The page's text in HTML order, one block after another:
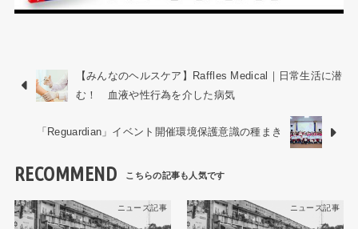
【みんなのヘルスケア】Raffles Medical｜日常生活に潜
む！ 血液や性行為を介した病気
「Reguardian」イベント開催環境保護意識の種まき
RECOMMEND
ニュース記事 ニュース記事